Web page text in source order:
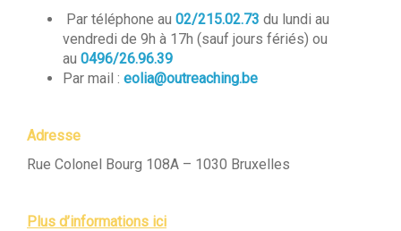
Par téléphone au 02/215.02.73 du lundi au
vendredi de 9h à 17h (sauf jours fériés) ou
au 0496/26.96.39
Par mail : eolia@outreaching.be
Adresse
Rue Colonel Bourg 108A – 1030 Bruxelles
Plus d’informations ici